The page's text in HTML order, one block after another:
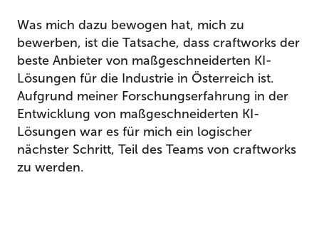
Was mich dazu bewogen hat, mich zu
bewerben, ist die Tatsache, dass craftworks der
beste Anbieter von maßgeschneiderten KI-
Lösungen für die Industrie in Österreich ist.
Aufgrund meiner Forschungserfahrung in der
Entwicklung von maßgeschneiderten KI-
Lösungen war es für mich ein logischer
nächster Schritt, Teil des Teams von craftworks
zu werden.